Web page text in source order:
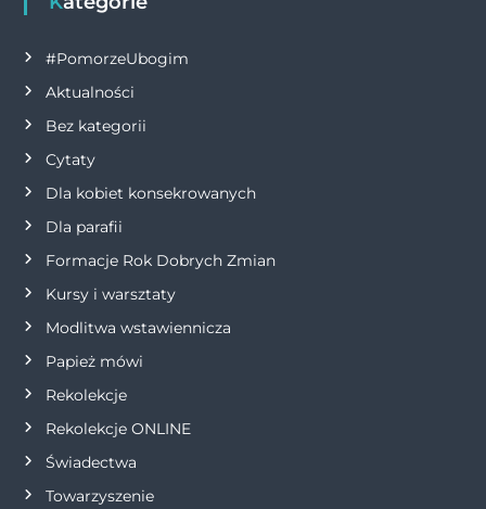
a
c
j
a
w
p
i
s
u
#PomorzeUbogim
Aktualności
Bez kategorii
Cytaty
Dla kobiet konsekrowanych
Dla parafii
Formacje Rok Dobrych Zmian
Kursy i warsztaty
Modlitwa wstawiennicza
Papież mówi
Rekolekcje
Rekolekcje ONLINE
Świadectwa
Towarzyszenie